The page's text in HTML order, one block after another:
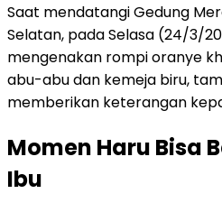
Saat mendatangi Gedung
Selatan, pada Selasa (24/3/
mengenakan rompi oranye
abu-abu dan kemeja biru,
memberikan keterangan
Momen Haru Bisa
Ibu